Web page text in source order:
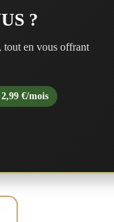
?
tout en vous offrant
2,99 €/mois